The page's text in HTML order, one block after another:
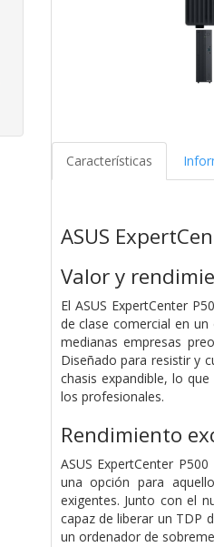
Características
ASUS
Valor y
El ASUS ExpertCenter
de clase comercial en
medianas empresas
Diseñado para resistir y
chasis expandible, lo
los profesionales.
Rendimiento
ASUS ExpertCenter
una opción para
exigentes. Junto con el
capaz de liberar un TDP
un ordenador de